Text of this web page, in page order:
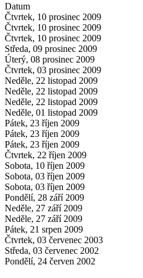
Datum
Čtvrtek, 10 prosinec 2009
Čtvrtek, 10 prosinec 2009
Čtvrtek, 10 prosinec 2009
Středa, 09 prosinec 2009
Úterý, 08 prosinec 2009
Čtvrtek, 03 prosinec 2009
Neděle, 22 listopad 2009
Neděle, 22 listopad 2009
Neděle, 22 listopad 2009
Neděle, 01 listopad 2009
Pátek, 23 říjen 2009
Pátek, 23 říjen 2009
Pátek, 23 říjen 2009
Čtvrtek, 22 říjen 2009
Sobota, 10 říjen 2009
Sobota, 03 říjen 2009
Sobota, 03 říjen 2009
Pondělí, 28 září 2009
Neděle, 27 září 2009
Neděle, 27 září 2009
Pátek, 21 srpen 2009
Čtvrtek, 03 červenec 2003
Středa, 03 červenec 2002
Pondělí, 24 červen 2002